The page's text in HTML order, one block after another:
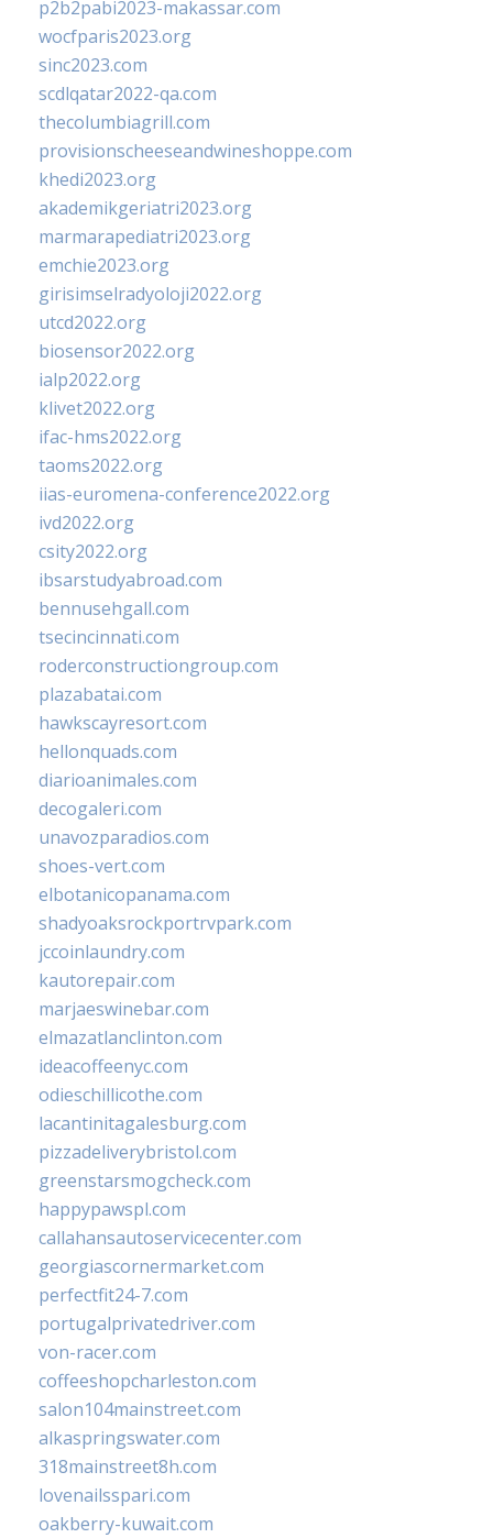
p2b2pabi2023-makassar.com
wocfparis2023.org
sinc2023.com
scdlqatar2022-qa.com
thecolumbiagrill.com
provisionscheeseandwineshoppe.com
khedi2023.org
akademikgeriatri2023.org
marmarapediatri2023.org
emchie2023.org
girisimselradyoloji2022.org
utcd2022.org
biosensor2022.org
ialp2022.org
klivet2022.org
ifac-hms2022.org
taoms2022.org
iias-euromena-conference2022.org
ivd2022.org
csity2022.org
ibsarstudyabroad.com
bennusehgall.com
tsecincinnati.com
roderconstructiongroup.com
plazabatai.com
hawkscayresort.com
hellonquads.com
diarioanimales.com
decogaleri.com
unavozparadios.com
shoes-vert.com
elbotanicopanama.com
shadyoaksrockportrvpark.com
jccoinlaundry.com
kautorepair.com
marjaeswinebar.com
elmazatlanclinton.com
ideacoffeenyc.com
odieschillicothe.com
lacantinitagalesburg.com
pizzadeliverybristol.com
greenstarsmogcheck.com
happypawspl.com
callahansautoservicecenter.com
georgiascornermarket.com
perfectfit24-7.com
portugalprivatedriver.com
von-racer.com
coffeeshopcharleston.com
salon104mainstreet.com
alkaspringswater.com
318mainstreet8h.com
lovenailsspari.com
oakberry-kuwait.com